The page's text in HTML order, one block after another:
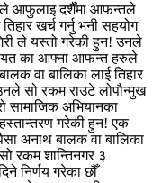
ले आफुलाइ दशैँमा आफन्तले
खर्च गर्नु भनी सहयोग
ले यस्तो गरेकी हुन! उनले
का आफ्ना आफन्त हरुले
वा बालिका लाई तिहार
सो रकम राउटे लोपौन्मुख
सामाजिक अभियानका
हस्तान्तरण गरेकी हुन! एक
अनाथ बालक वा बालिका
रकम शान्तिनगर ३
निर्णय गरेका छौँ